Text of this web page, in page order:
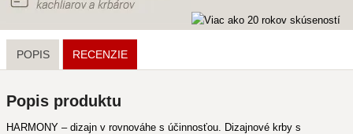
POPIS RECENZIE
Popis produktu
HARMONY – dizajn v rovnováhe s účinnosťou. Dizajnové krby s